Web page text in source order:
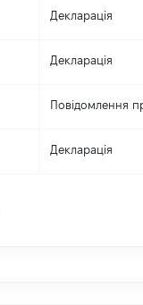
Декларація
Декларація
Повідомлення
Декларація